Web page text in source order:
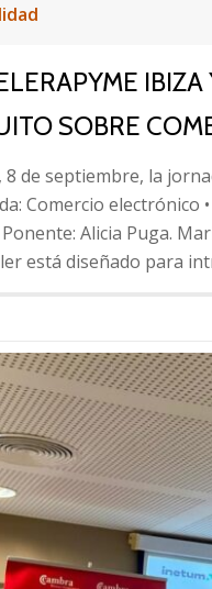
SOBRE
de septiembre, la
Comercio electrónico
Alicia Puga.
está diseñado para